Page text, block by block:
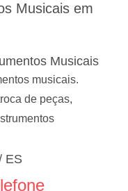
Musicais em
Musicais
musicais.
de peças,
ES